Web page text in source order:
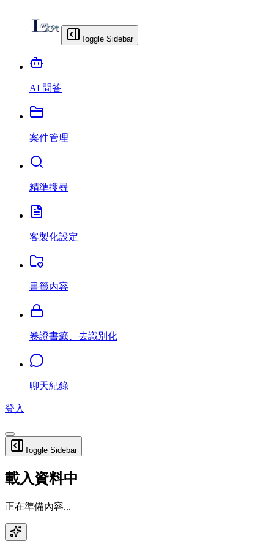
Toggle Sidebar
AI 問答
案件管理
精準搜尋
客製化設定
書籤內容
卷證書籤、去識別化
聊天紀錄
登入
Toggle Sidebar
載入資料中
正在準備內容...